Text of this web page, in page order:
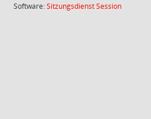
Software:SitzungsdienstSession(Wird in